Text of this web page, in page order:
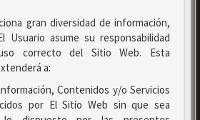
gran diversidad de información,
Usuario asume su responsabilidad
correcto del Sitio Web. Esta
a:
Contenidos y/o Servicios
por El Sitio Web sin que sea